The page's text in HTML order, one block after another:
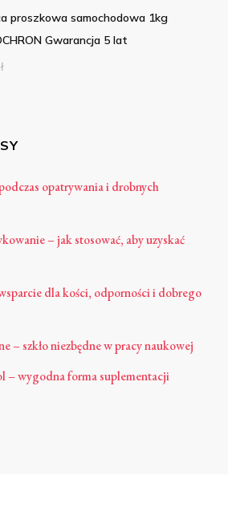
proszkowa samochodowa 1kg
Gwarancja 5 lat
opatrywania i drobnych
– jak stosować, aby uzyskać
dla kości, odporności i dobrego
– szkło niezbędne w pracy naukowej
– wygodna forma suplementacji